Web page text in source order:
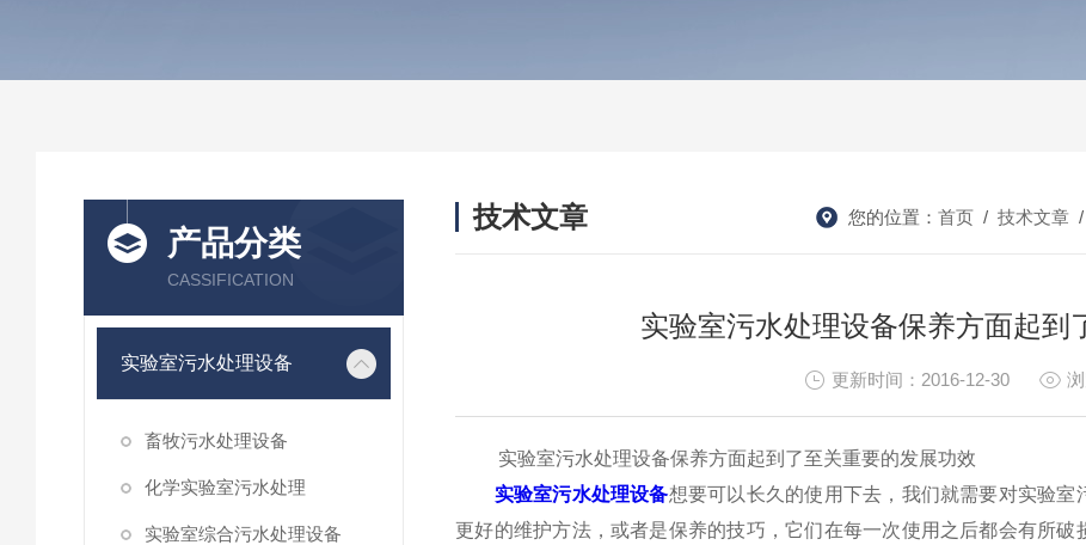
产品分类
CASSIFICATION
实验室污水处理设备
畜牧污水处理设备
化学实验室污水处理
实验室综合污水处理设备
技术文章 您的位置： 首页 / 技术文章 /
实验室污水处理设备保养方面起到
更新时间：2016-12-30
实验室污水处理设备保养方面起到了至关重要的发展功效
实验室污水处理设备想要可以长久的使用下去，我们就需要对实验
更好的维护方法，或者是保养的技巧，它们在每一次使用之后都会有所